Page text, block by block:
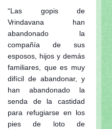
“Las gopis de
Vrindavana han
abandonado la
compañía de sus
esposos, hijos y demás
familiares, que es muy
difícil de abandonar, y
han abandonado la
senda de la castidad
para refugiarse en los
pies de loto de